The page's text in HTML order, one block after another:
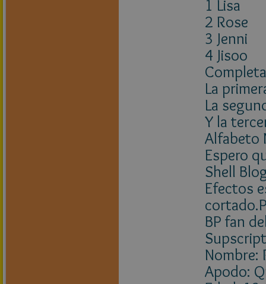
1 Lisa
2 Rose
3 Jenni
4 Jisoo
La
La
Y la
Alfabeto
Espero
Shell
Efectos
BP fan
Nombre:
Apodo: